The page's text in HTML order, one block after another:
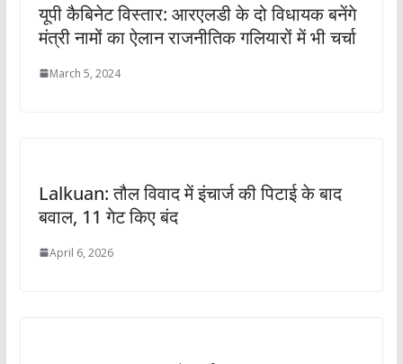
यूपी कैबिनेट विस्तार: आरएलडी के दो विधायक बनेंगे
मंत्री नामों का ऐलान राजनीतिक गलियारों में भी चर्चा
March 5, 2024
Lalkuan: तौल विवाद में इंचार्ज की पिटाई के बाद
बवाल, 11 गेट किए बंद
April 6, 2026